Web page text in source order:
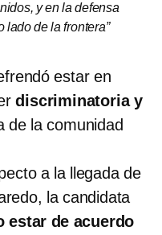
y en la defensa
lado de la frontera”
estar en
discriminatoria y
de la comunidad
a la llegada de
la candidata
estar de acuerdo